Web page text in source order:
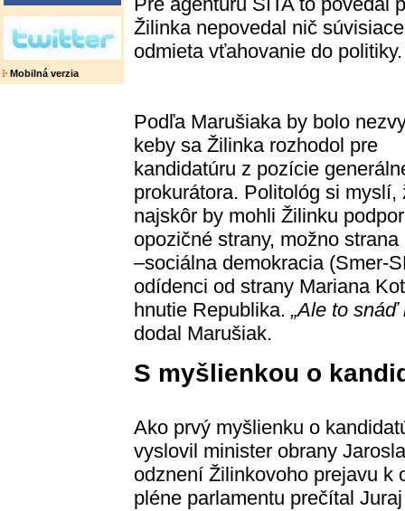
Mobilná verzia
Žilinka nepovedal nič
odmieta vťahovanie do politiky.
Podľa Marušiaka by bolo
keby sa Žilinka rozhodol pre
kandidatúru z pozície
prokurátora. Politológ si myslí,
najskôr by mohli Žilinku
opozičné strany, možno strana
–sociálna demokracia (Smer-
odídenci od strany Mariana
hnutie Republika. „Ale to snáď
dodal Marušiak.
S myšlienkou o
Ako prvý myšlienku o
vyslovil minister obrany
odznení Žilinkovoho prejavu k
pléne parlamentu prečítal